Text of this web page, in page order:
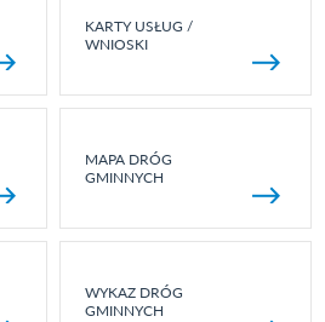
KARTY USŁUG /
WNIOSKI
MAPA DRÓG
GMINNYCH
WYKAZ DRÓG
GMINNYCH